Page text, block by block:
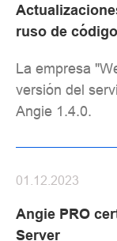
ruso de
La empresa
versión del
Angie 1.4.0.
Angie PRO
Server
01.12.2023